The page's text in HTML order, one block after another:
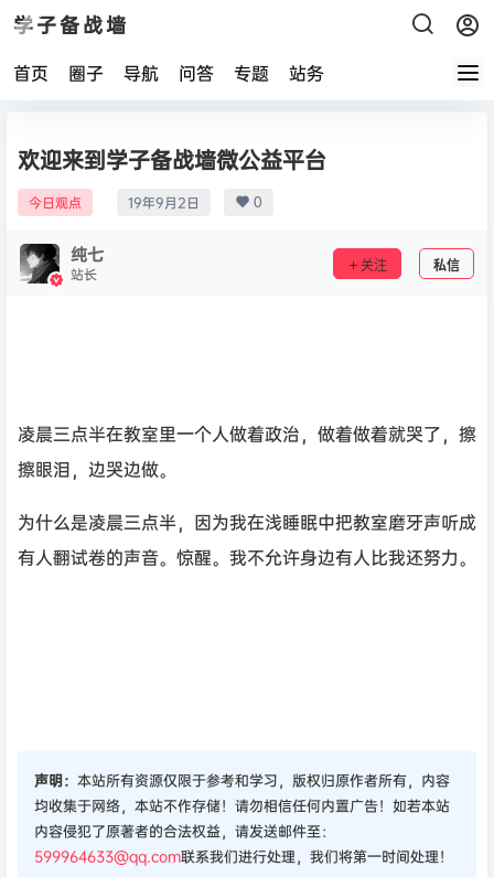
学子备战墙
首页 圈子 导航 问答 专题 站务
欢迎来到学子备战墙微公益平台
今日观点 19年9月2日 0
纯七
站长 关注 私信
凌晨三点半在教室里一个人做着政治，做着做着就哭了，擦
擦眼泪，边哭边做。
为什么是凌晨三点半，因为我在浅睡眠中把教室磨牙声听成
有人翻试卷的声音。惊醒。我不允许身边有人比我还努力。
声明： 本站所有资源仅限于参考和学习，版权归原作者所有，内容
均收集于网络，本站不作存储！请勿相信任何内置广告！如若本站
内容侵犯了原著者的合法权益，请发送邮件至：
599964633@qq.com联系我们进行处理，我们将第一时间处理！